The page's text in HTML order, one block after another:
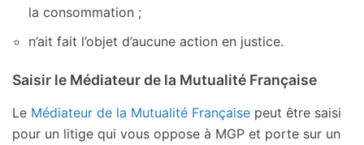
la consommation ;
n’ait fait l’objet d’aucune action en justice.
Saisir le Médiateur de la Mutualité Française
Le Médiateur de la Mutualité Française peut être saisi
pour un litige qui vous oppose à MGP et porte sur un